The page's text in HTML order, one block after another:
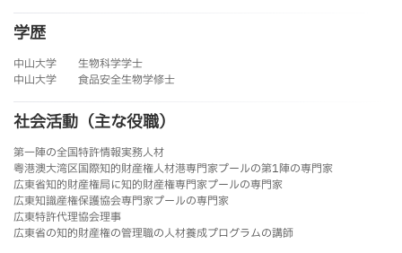
学歴
中山大学 生物科学学士
中山大学 食品安全生物学修士
社会活動（主な役職）
第一陣の全国特許情報実務人材
粤港澳大湾区国際知的財産権人材港専門家プールの第1陣の専門家
広東省知的財産権局に知的財産権専門家プールの専門家
広東知識産権保護協会専門家プールの専門家
広東特許代理協会理事
広東省の知的財産権の管理職の人材養成プログラムの講師